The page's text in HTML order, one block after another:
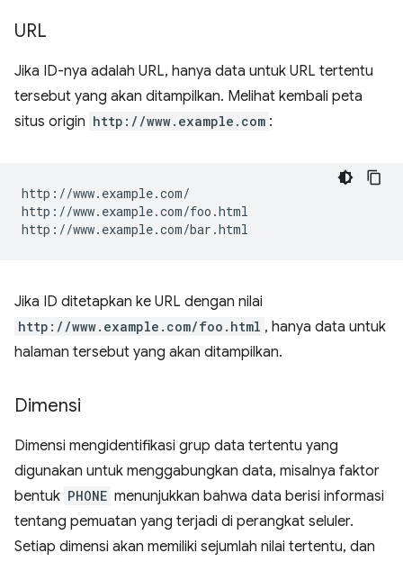
URL
Jika ID-nya adalah URL, hanya data untuk URL tertentu
tersebut yang akan ditampilkan. Melihat kembali peta
situs origin http://www.example.com :
http://www.example.com/
http://www.example.com/foo.html
Jika ID ditetapkan ke URL dengan nilai
http://www.example.com/foo.html , hanya data untuk
halaman tersebut yang akan ditampilkan.
Dimensi
Dimensi mengidentifikasi grup data tertentu yang
digunakan untuk menggabungkan data, misalnya faktor
bentuk PHONE menunjukkan bahwa data berisi informasi
tentang pemuatan yang terjadi di perangkat seluler.
Setiap dimensi akan memiliki sejumlah nilai tertentu, dan